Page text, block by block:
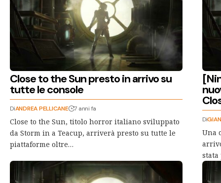
Close to the Sun presto in arrivo su
tutte le console
DiANDREA PELLICANE 7 anni fa
Close to the Sun, titolo horror italiano sviluppato
da Storm in a Teacup, arriverà presto su tutte le
piattaforme oltre…
Di
Una